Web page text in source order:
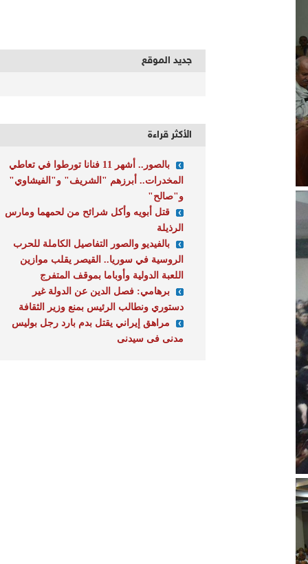
جديد الموقع
الأكثر قراءة
بالصور.. أشهر 11 فنانا تورطوا في تعاطي
المخدرات.. أبرزهم "الشريف" و"الفيشاوي"
و"صالح"
قتل أبويه وأكل شرائح من لحمهما ومارس
الرذيلة
بالفيديو والصور التفاصيل الكاملة للحرب
الروسية في سوريا.. القيصر يقلب موازين
اللعبة الدولية وأوباما بموقف المتفرج
برهامي: فصل الدين عن الدولة غير
دستوري ونطالب الرئيس بمنع وزير الثقافة
مراهق إيراني يقتل بدم بارد رجل بوليس
مدنى فى سيدنى